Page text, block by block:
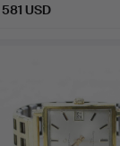
581 USD